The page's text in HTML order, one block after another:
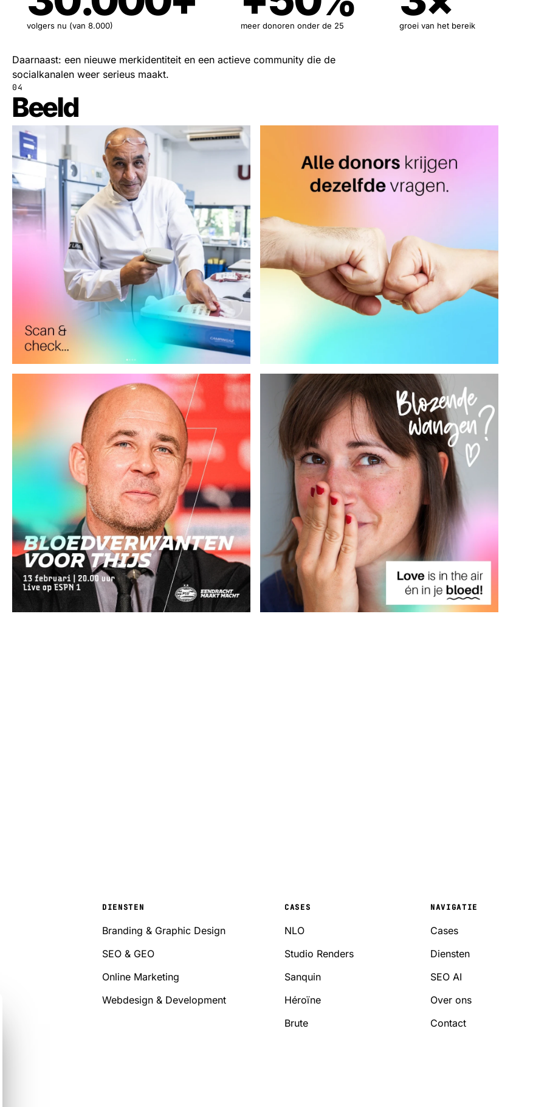
volgers nu (van 8.000) meer donoren onder de 25 groei van het bereik
Daarnaast: een nieuwe merkidentiteit en een actieve community die de
socialkanalen weer serieus maakt.
04
Beeld
DIENSTEN
Branding & Graphic Design
SEO & GEO
Online Marketing
Webdesign & Development
CASES
NLO
Studio Renders
Sanquin
Héroïne
Brute
NAVIGATIE
Cases
Diensten
SEO AI
Over ons
Contact